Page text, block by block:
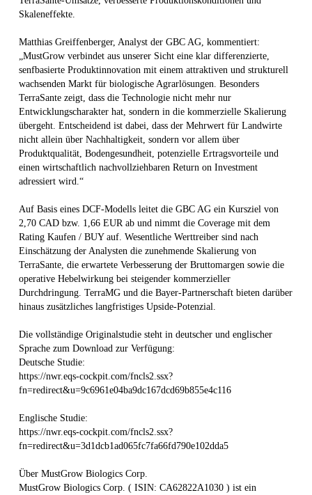
Skaleneffekte.
Matthias Greiffenberger, Analyst der GBC AG, kommentiert:
„MustGrow verbindet aus unserer Sicht eine klar differenzierte,
senfbasierte Produktinnovation mit einem attraktiven und strukturell
wachsenden Markt für biologische Agrarlösungen. Besonders
TerraSante zeigt, dass die Technologie nicht mehr nur
Entwicklungscharakter hat, sondern in die kommerzielle Skalierung
übergeht. Entscheidend ist dabei, dass der Mehrwert für Landwirte
nicht allein über Nachhaltigkeit, sondern vor allem über
Produktqualität, Bodengesundheit, potenzielle Ertragsvorteile und
einen wirtschaftlich nachvollziehbaren Return on Investment
adressiert wird.“
Auf Basis eines DCF-Modells leitet die GBC AG ein Kursziel von
2,70 CAD bzw. 1,66 EUR ab und nimmt die Coverage mit dem
Rating Kaufen / BUY auf. Wesentliche Werttreiber sind nach
Einschätzung der Analysten die zunehmende Skalierung von
TerraSante, die erwartete Verbesserung der Bruttomargen sowie die
operative Hebelwirkung bei steigender kommerzieller
Durchdringung. TerraMG und die Bayer-Partnerschaft bieten darüber
hinaus zusätzliches langfristiges Upside-Potenzial.
Die vollständige Originalstudie steht in deutscher und englischer
Sprache zum Download zur Verfügung:
Deutsche Studie:
https://nwr.eqs-cockpit.com/fncls2.ssx?
fn=redirect&u=9c6961e04ba9dc167dcd69b855e4c116
Englische Studie:
https://nwr.eqs-cockpit.com/fncls2.ssx?
fn=redirect&u=3d1dcb1ad065fc7fa66fd790e102dda5
Über MustGrow Biologics Corp.
MustGrow Biologics Corp. ( ISIN: CA62822A1030 ) ist ein